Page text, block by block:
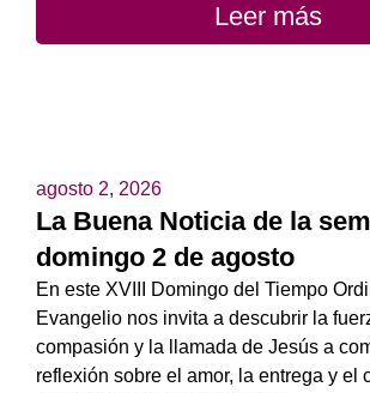
Leer más
agosto 2, 2026
La Buena Noticia de la
domingo 2 de agosto
En este XVIII Domingo del Tiempo
Evangelio nos invita a descubrir la
compasión y la llamada de Jesús a
reflexión sobre el amor, la entrega y el